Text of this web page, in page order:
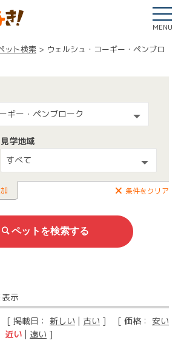
MENU
ット検索
ウェルシュ・コーギー・ペンブロ
ギー・ペンブローク
見学地域
すべて
条件をクリア
示
掲載日： 新しい | 古い ] [ 価格： 安い
近い | 遠い ]